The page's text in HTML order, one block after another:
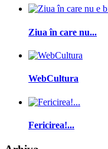
Ziua în care nu...
WebCultura
Fericirea!...